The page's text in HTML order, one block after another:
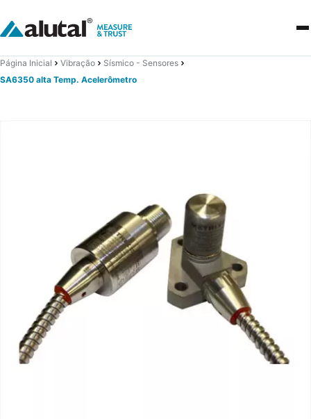
Página Inicial Vibração
Sísmico - Sensores
SA6350 alta Temp. Acelerômetro